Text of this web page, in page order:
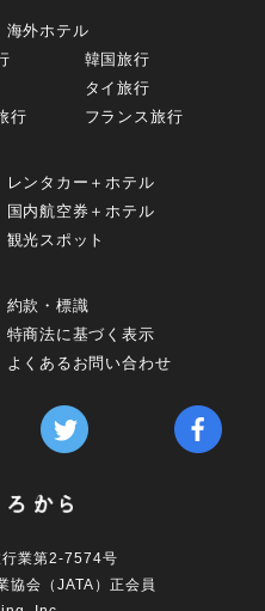
海外ホテル
韓国旅行
タイ旅行
行 フランス旅行
レンタカー＋ホテル
国内航空券＋ホテル
観光スポット
約款・標識
特商法に基づく表示
よくあるお問い合わせ
業第2-7574号
協会（JATA）正会員